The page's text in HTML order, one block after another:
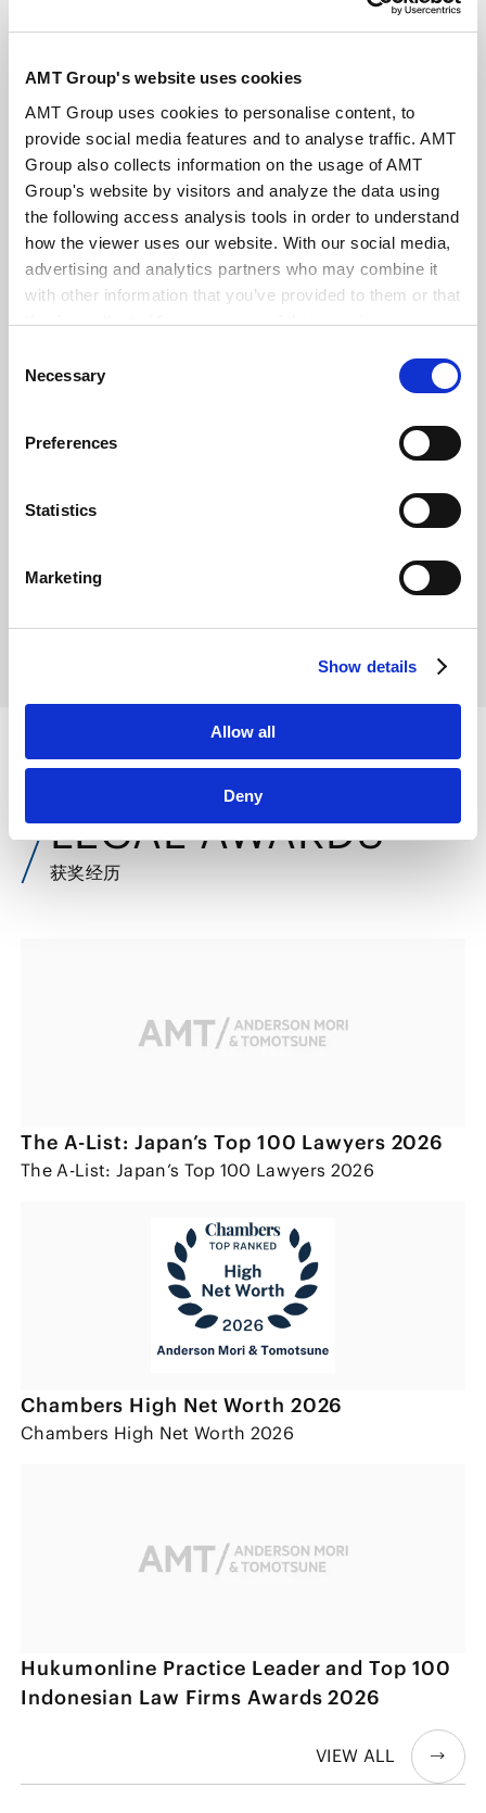
AMT Group's website uses cookies
AMT Group uses cookies to personalise content, to
provide social media features and to analyse traffic. AMT
Group also collects information on the usage of AMT
Group's website by visitors and analyze the data using
the following access analysis tools in order to understand
how the viewer uses our website. With our social media,
advertising and analytics partners who may combine it
with other information that you’ve provided to them or that
they’ve collected from your use of their services.
Google Analytics, Google Search Console
Marketo
link]
HubSpot
Selection
Necessary
Preferences
Statistics
Marketing
Show details
Allow all
Deny
＜事前课题＆解说＞实战法务谈判培训【并购合
2026.07.23
VIEW ALL
PUBLICATIONS 出版物
对所谓“轮班制”员工的雇佣管理注意事项的修改
（Corporate Enforcement and Voluntary
LEGAL AWARDS
获奖经历
The A-List: Japan’s Top 100 Lawyers 2026
The A-List: Japan’s Top 100 Lawyers 2026
Chambers High Net Worth 2026
Chambers High Net Worth 2026
Hukumonline Practice Leader and Top 100
Indonesian Law Firms Awards 2026
VIEW ALL